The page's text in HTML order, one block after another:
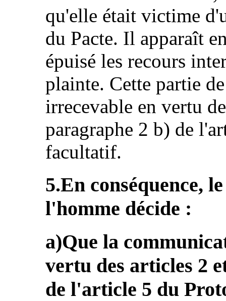
qu'elle était victime
du Pacte. Il apparaît
épuisé les recours
plainte. Cette partie
irrecevable en vertu
paragraphe 2 b) de
facultatif.
5.En conséquence,
l'homme décide :
a)Que la
vertu des articles 2
de l'article 5 du